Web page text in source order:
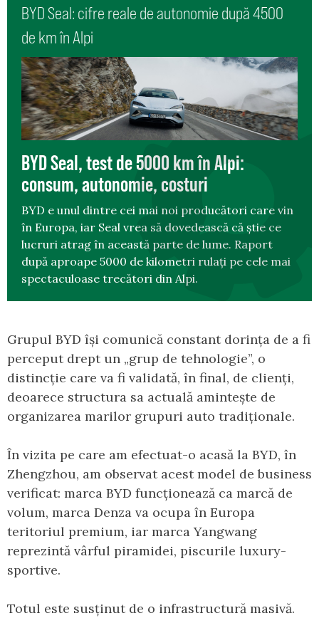
BYD Seal: cifre reale de autonomie după 4500
de km în Alpi
BYD Seal, test de 5000 km în Alpi:
consum, autonomie, costuri
BYD e unul dintre cei mai noi producători care vin
în Europa, iar Seal vrea să dovedească că știe ce
lucruri atrag în această parte de lume. Raport
după aproape 5000 de kilometri rulați pe cele mai
spectaculoase trecători din Alpi.
Grupul BYD își comunică constant dorința de a fi
perceput drept un „grup de tehnologie”, o
distincție care va fi validată, în final, de clienți,
deoarece structura sa actuală amintește de
organizarea marilor grupuri auto tradiționale.
În vizita pe care am efectuat-o acasă la BYD, în
Zhengzhou, am observat acest model de business
verificat: marca BYD funcționează ca marcă de
volum, marca Denza va ocupa în Europa
teritoriul premium, iar marca Yangwang
reprezintă vârful piramidei, piscurile luxury-
sportive.
Totul este susținut de o infrastructură masivă.